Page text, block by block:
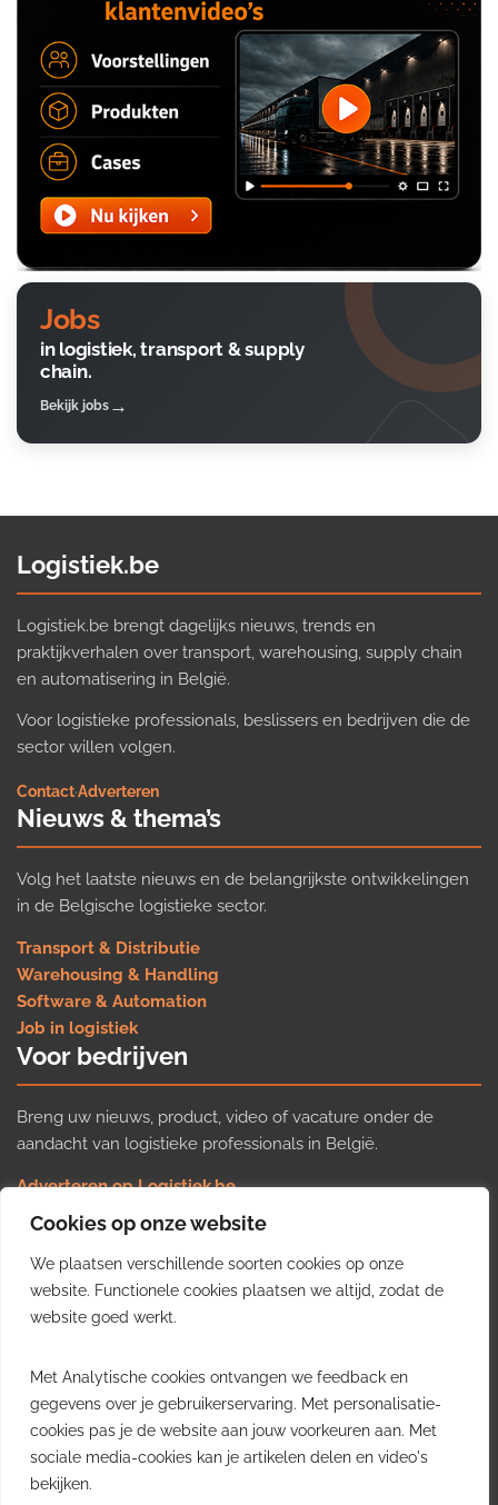
Cookies op onze website
We plaatsen verschillende soorten cookies op onze
website. Functionele cookies plaatsen we altijd, zodat de
website goed werkt.
Met Analytische cookies ontvangen we feedback en
gegevens over je gebruikerservaring. Met personalisatie-
cookies pas je de website aan jouw voorkeuren aan. Met
sociale media-cookies kan je artikelen delen en video's
bekijken.
Jobs
in logistiek, transport & supply
chain.
Bekijk jobs
Logistiek.be
Logistiek.be brengt dagelijks nieuws, trends en
praktijkverhalen over transport, warehousing, supply chain
en automatisering in België.
Voor logistieke professionals, beslissers en bedrijven die de
sector willen volgen.
Contact·Adverteren
Nieuws & thema’s
Volg het laatste nieuws en de belangrijkste ontwikkelingen
in de Belgische logistieke sector.
Transport & Distributie
Warehousing & Handling
Software & Automation
Job in logistiek
Voor bedrijven
Breng uw nieuws, product, video of vacature onder de
aandacht van logistieke professionals in België.
Adverteren op Logistiek.be
Nieuws insturen
Uw video op Logistiek.TV
Job plaatsen
Gratis wekelijkse update
inzichten uit de Belgische logistieke sector in uw inbox.
Ontvang je gratis
wekelijkse update